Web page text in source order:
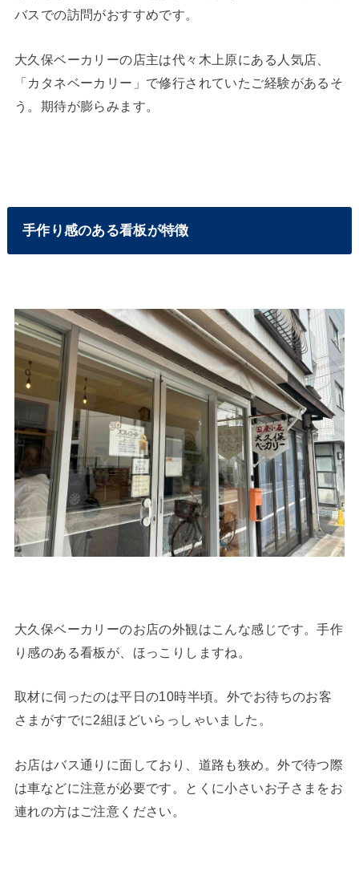
バスでの訪問がおすすめです。
大久保ベーカリーの店主は代々木上原にある人気店、
「カタネベーカリー」で修行されていたご経験があるそ
う。期待が膨らみます。
手作り感のある看板が特徴
大久保ベーカリーのお店の外観はこんな感じです。手作
り感のある看板が、ほっこりしますね。
取材に伺ったのは平日の10時半頃。外でお待ちのお客
さまがすでに2組ほどいらっしゃいました。
お店はバス通りに面しており、道路も狭め。外で待つ際
は車などに注意が必要です。とくに小さいお子さまをお
連れの方はご注意ください。